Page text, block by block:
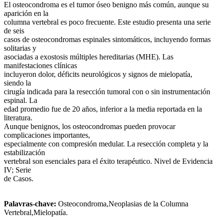
El osteocondroma es el tumor óseo benigno más común, aunque su
aparición en la
columna vertebral es poco frecuente. Este estudio presenta una serie
de seis
casos de osteocondromas espinales sintomáticos, incluyendo formas
solitarias y
asociadas a exostosis múltiples hereditarias (MHE). Las
manifestaciones clínicas
incluyeron dolor, déficits neurológicos y signos de mielopatía,
siendo la
cirugía indicada para la resección tumoral con o sin instrumentación
espinal. La
edad promedio fue de 20 años, inferior a la media reportada en la
literatura.
Aunque benignos, los osteocondromas pueden provocar
complicaciones importantes,
especialmente con compresión medular. La resección completa y la
estabilización
vertebral son esenciales para el éxito terapéutico. Nivel de Evidencia
IV; Serie
de Casos.
Palavras-chave: Osteocondroma,Neoplasias de la Columna
Vertebral,Mielopatía.